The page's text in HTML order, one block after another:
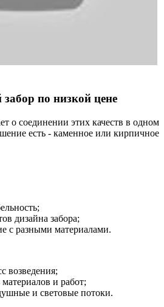
по низкой цене
о соединении этих качеств в одном
есть - каменное или кирпичное
дизайна забора;
с разными материалами.
возведения;
и работ;
и световые потоки.